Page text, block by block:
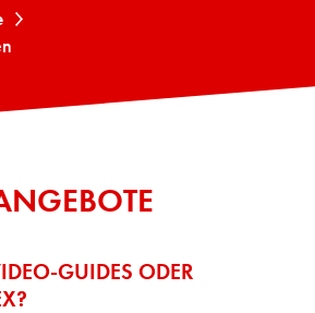
GUIDES ODER